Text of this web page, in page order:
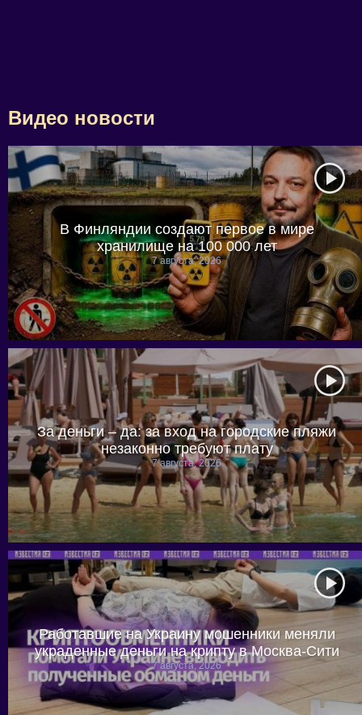
Видео новости
В Финляндии создают первое в мире
хранилище на 100 000 лет
7 августа, 2026
За деньги – да: за вход на городские пляжи
незаконно требуют плату
7 августа, 2026
Работавшие на Украину мошенники меняли
украденные деньги на крипту в Москва-Сити
7 августа, 2026